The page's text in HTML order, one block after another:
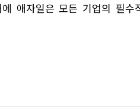
애자일은 모든 기업의 필